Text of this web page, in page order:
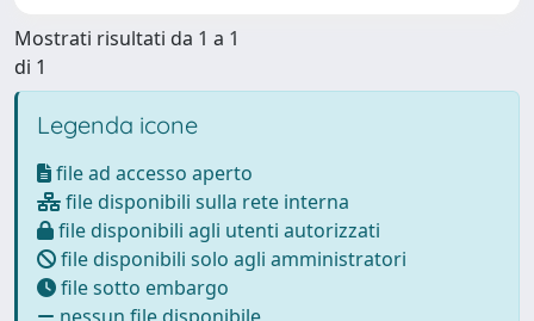
Mostrati risultati da 1 a 1
di 1
Legenda icone
file ad accesso aperto
file disponibili sulla rete interna
file disponibili agli utenti autorizzati
file disponibili solo agli amministratori
file sotto embargo